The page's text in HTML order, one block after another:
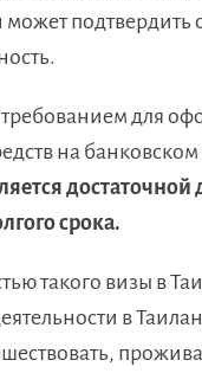
подтвердить
для
на банковском
срока.
такого визы в
в